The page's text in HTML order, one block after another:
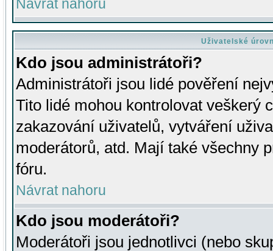
Návrat nahoru
Uživatelské
Kdo jsou administrátoři?
Administrátoři jsou lidé pověření
Tito lidé mohou kontrolovat veškerý
zakazování uživatelů, vytváření
moderátorů, atd. Mají také všechny
fóru.
Návrat nahoru
Kdo jsou moderátoři?
Moderátoři jsou jednotlivci (nebo